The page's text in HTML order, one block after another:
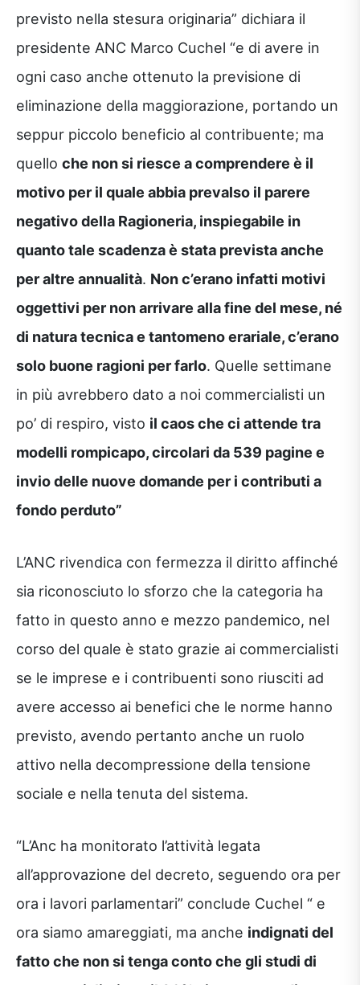
previsto nella stesura originaria” dichiara il
presidente ANC Marco Cuchel “e di avere in
ogni caso anche ottenuto la previsione di
eliminazione della maggiorazione, portando un
seppur piccolo beneficio al contribuente; ma
quello che non si riesce a comprendere è il
motivo per il quale abbia prevalso il parere
negativo della Ragioneria, inspiegabile in
quanto tale scadenza è stata prevista anche
per altre annualità. Non c’erano infatti motivi
oggettivi per non arrivare alla fine del mese, né
di natura tecnica e tantomeno erariale, c’erano
solo buone ragioni per farlo. Quelle settimane
in più avrebbero dato a noi commercialisti un
po’ di respiro, visto il caos che ci attende tra
modelli rompicapo, circolari da 539 pagine e
invio delle nuove domande per i contributi a
fondo perduto”
L’ANC rivendica con fermezza il diritto affinché
sia riconosciuto lo sforzo che la categoria ha
fatto in questo anno e mezzo pandemico, nel
corso del quale è stato grazie ai commercialisti
se le imprese e i contribuenti sono riusciti ad
avere accesso ai benefici che le norme hanno
previsto, avendo pertanto anche un ruolo
attivo nella decompressione della tensione
sociale e nella tenuta del sistema.
“L’Anc ha monitorato l’attività legata
all’approvazione del decreto, seguendo ora per
ora i lavori parlamentari” conclude Cuchel “ e
ora siamo amareggiati, ma anche indignati del
fatto che non si tenga conto che gli studi di